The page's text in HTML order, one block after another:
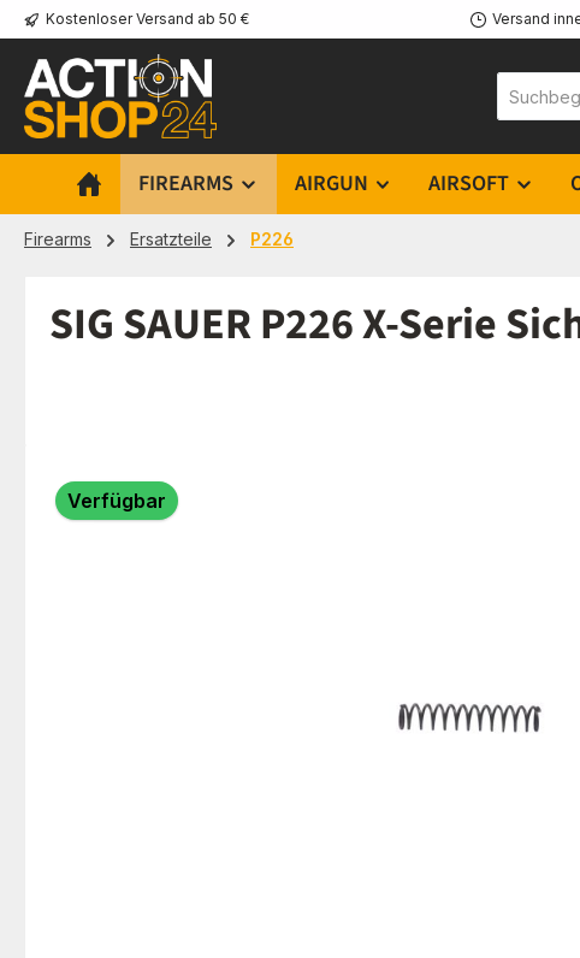
Hauptinhalt springen
Zur Suche springen
Zur Hauptnavigation springen
Kostenloser Versand ab 50 € Versand
FIREARMS AIRGUN AIRSOFT
Firearms Ersatzteile P226
SIG SAUER P226 X-Serie
Bildergalerie überspringen
Verfügbar